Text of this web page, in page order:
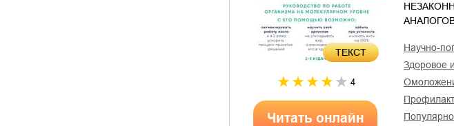
ТЕКСТ
4
Читать онлайн
научно-
здоровое